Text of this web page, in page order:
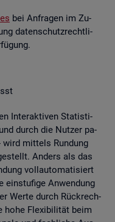
bei An­fra­gen im Zu­
da­ten­schutz­recht­li­
In­ter­ak­ti­ven Sta­tis­ti­
durch die Nut­zer pa­
wird mit­tels Run­dung
An­ders als das
voll­au­to­ma­ti­siert
ein­stu­fi­ge An­wen­dung
Werte durch Rück­rech­
hohe Fle­xi­bi­li­tät beim